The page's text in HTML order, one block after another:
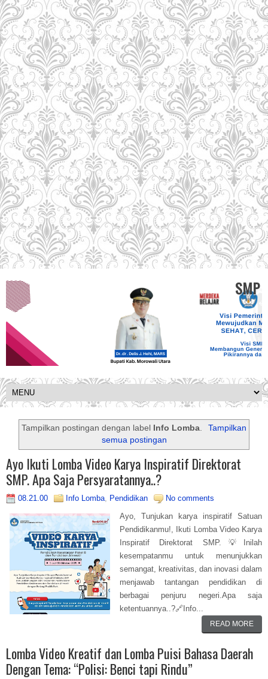
SMP
Tampilkan postingan dengan label Info Lomba.
Tampilkan
semua postingan
Ayo Ikuti Lomba Video Karya Inspiratif Direktorat
SMP. Apa Saja Persyaratannya..?
08.21.00 Info Lomba Pendidikan
No comments
Ayo, Tunjukan karya inspiratif Satuan
Pendidikanmu!, Ikuti Lomba Video Karya
Inspiratif Direktorat SMP.💡Inilah
kesempatanmu untuk menunjukkan
semangat, kreativitas, dan inovasi dalam
menjawab tantangan pendidikan di
berbagai penjuru negeri.Apa saja
ketentuannya..?🔗Info...
READ MORE
Lomba Video Kreatif dan Lomba Puisi Bahasa Daerah
Dengan Tema: “Polisi: Benci tapi Rindu”